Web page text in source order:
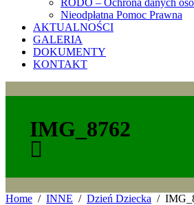
RODO – Ochrona danych
Nieodpłatna Pomoc Prawna
AKTUALNOŚCI
GALERIA
DOKUMENTY
KONTAKT
IMG_8762
Home INNE Dzień Dziecka